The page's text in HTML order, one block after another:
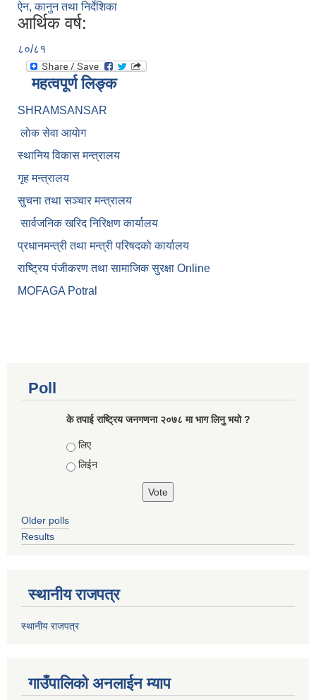
ऐन, कानुन तथा निर्देशिका
आर्थिक वर्ष:
८०/८१
महत्वपूर्ण लिङ्क
SHRAMSANSAR
लाेक सेवा आयाेग
स्थानिय विकास मन्त्रालय
गृह मन्त्रालय
सुचना तथा सञ्चार मन्त्रालय
सार्वजनिक खरिद निरिक्षण कार्यालय
प्रधानमन्त्री तथा मन्त्री परिषदकाे कार्यालय
राष्ट्रिय पंजीकरण तथा सामाजिक सुरक्षा Online
MOFAGA Potral
Poll
के तपाई राष्ट्रिय जनगणना २०७८ मा भाग लिनु भयो ?
Choices
लिए
लिईन
Older polls
Results
स्थानीय राजपत्र
स्थानीय राजपत्र
गाउँपालिको अनलाईन म्याप